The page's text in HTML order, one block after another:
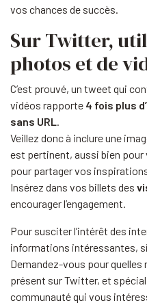
vos chances de succès.
Sur Twitter,
photos et de
C’est prouvé, un tweet qui
vidéos rapporte 4 fois plus
sans URL.
Veillez donc à inclure une
est pertinent, aussi bien
pour partager vos
Insérez dans vos billets des
encourager l’engagement.
Pour susciter l’intérêt des
informations intéressantes,
Demandez-vous pour
présent sur Twitter, et
communauté qui vous